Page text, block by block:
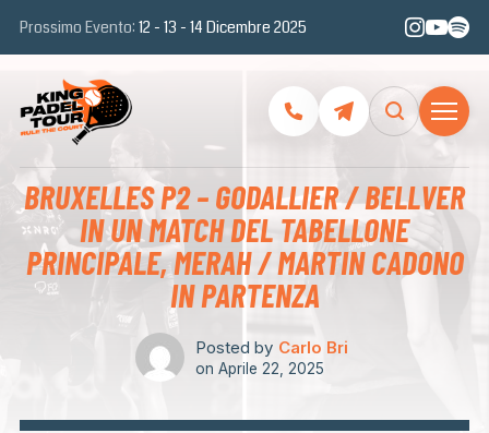
Prossimo Evento: 12 - 13 - 14 Dicembre 2025
BRUXELLES P2 – GODALLIER / BELLVER
IN UN MATCH DEL TABELLONE
PRINCIPALE, MERAH / MARTIN CADONO
IN PARTENZA
Posted by Carlo Bri
on Aprile 22, 2025